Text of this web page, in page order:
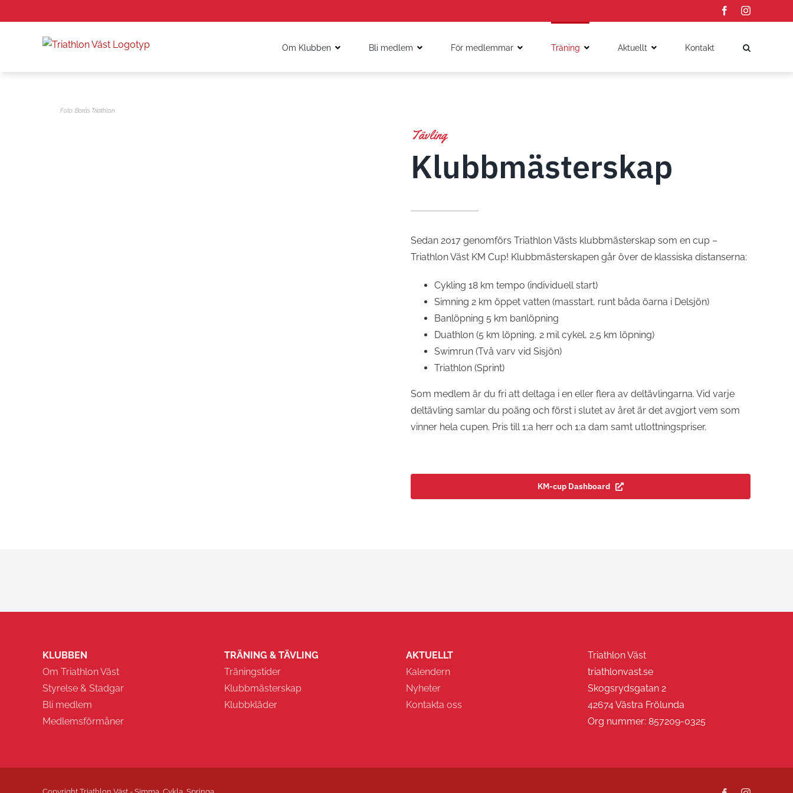
till
FacebookInstagram
Om Klubben Bli medlem För medlemmar Träning Aktuellt Kontakt
Foto: Borås Triathlon
Tävling
Klubbmästerskap
Sedan 2017 genomförs Triathlon Västs klubbmästerskap som en cup –
Triathlon Väst KM Cup! Klubbmästerskapen går över de klassiska distanserna:
Cykling 18 km tempo (individuell start)
Simning 2 km öppet vatten (masstart, runt båda öarna i Delsjön)
Banlöpning 5 km banlöpning
Duathlon (5 km löpning, 2 mil cykel, 2.5 km löpning)
Swimrun (Två varv vid Sisjön)
Triathlon (Sprint)
Som medlem är du fri att deltaga i en eller flera av deltävlingarna. Vid varje
deltävling samlar du poäng och först i slutet av året är det avgjort vem som
vinner hela cupen. Pris till 1:a herr och 1:a dam samt utlottningspriser.
KM-cup Dashboard
KLUBBEN
Om Triathlon Väst
Styrelse & Stadgar
Bli medlem
Medlemsförmåner
TRÄNING & TÄVLING
Träningstider
Klubbmästerskap
Klubbkläder
AKTUELLT
Kalendern
Nyheter
Kontakta oss
Triathlon Väst
triathlonvast.se
Skogsrydsgatan 2
42674 Västra Frölunda
Org nummer: 857209-0325